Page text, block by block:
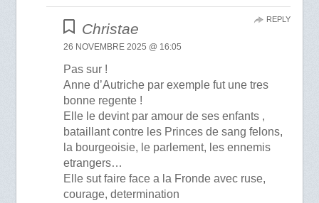
Christae
26 NOVEMBRE 2025 @ 16:05
Pas sur !
Anne d’Autriche par exemple fut une tres
bonne regente !
Elle le devint par amour de ses enfants ,
bataillant contre les Princes de sang felons,
la bourgeoisie, le parlement, les ennemis
etrangers…
Elle sut faire face a la Fronde avec ruse,
courage, determination
REPLY